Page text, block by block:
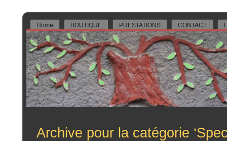
Home BOUTIQUE PRESTATIONS CONTACT
Archive pour la catégorie